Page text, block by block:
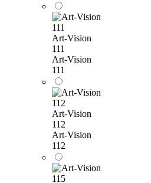
Art-Vision
111
Art-Vision
111
Art-Vision
112
Art-Vision
112